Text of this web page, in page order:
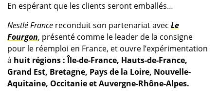
En espérant que les clients seront emballés…
Nestlé Francereconduit son partenariat avec Le
Fourgon, présenté comme le leader de la consigne
pour le réemploi en France, et ouvre l’expérimentation
à huit régions : Île-de-France, Hauts-de-France,
Grand Est, Bretagne, Pays de la Loire, Nouvelle-
Aquitaine, Occitanie et Auvergne-Rhône-Alpes.